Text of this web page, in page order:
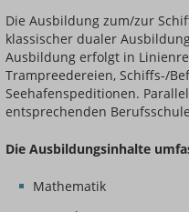
Die Ausbildung zum/zur
klassischer dualer
Ausbildung erfolgt in
Trampreedereien, Schiffs-/
Seehafenspeditionen.
entsprechenden
Die Ausbildungsinhalte
Mathematik